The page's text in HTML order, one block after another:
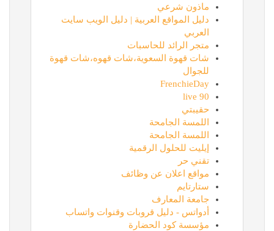
ماذون شرعي
دليل المواقع العربية | دليل الويب سايت
العربي
متجر الرائد للحاسبات
شات قهوة السعوية،شات قهوه،شات قهوة
للجوال
FrenchieDay
90 live
حقيبتي
اللمسة الجامحة
اللمسة الجامحة
إيليت للحلول الرقمية
تقني حر
مواقع اعلان عن وظائف
ستارتايم
جامعة المعارف
أدواتس - دليل قروبات وقنوات واتساب
مؤسسة كود الحضارة